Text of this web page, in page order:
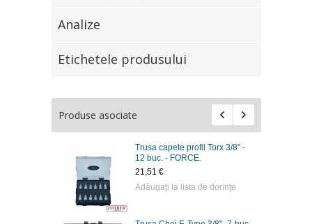
Analize
Etichetele produsului
Produse asociate
Trusa capete profil Torx 3/8" -
12 buc. - FORCE.
21,51 €
Adăugaţi la lista de dorinţe